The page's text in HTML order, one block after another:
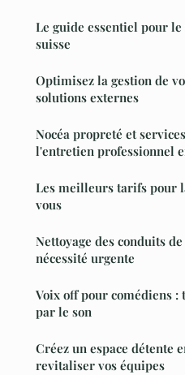
Le guide essentiel pour
suisse
Optimisez la gestion de
solutions externes
Nocéa propreté et
l'entretien professionnel
Les meilleurs tarifs pour
vous
Nettoyage des conduits
nécessité urgente
Voix off pour comédiens
par le son
Créez un espace détente
revitaliser vos équipes